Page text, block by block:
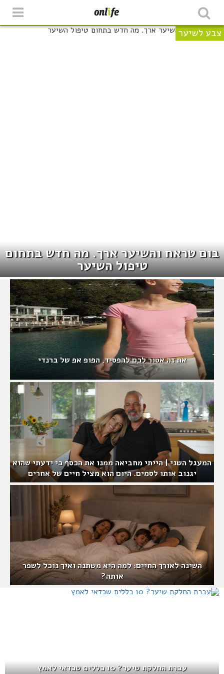
צבע לשיער
בום טראח והשיער ארך. מה חדש בתחום
טיפול השיער
את זה אסור לכם להפסיד, הפופ אפ של ברנדי
המעגל השני | הייתי מחביאה ממנו את הכסף כי ידעתי שהוא
יגנוב אותו לסמים. היום הוא מציל חיים של אחרים
השינה לאורך החיים: למה היא משתנה ואיך נוכל לשפר
אותה?
עברת החלקת שיער? 10 כללים שכדאי לאמץ